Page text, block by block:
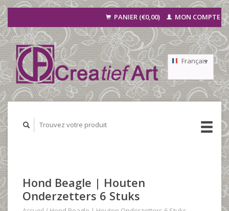
PANIER (€0,00) MON COMPTE
Français
Nederlands
Hond Beagle | Houten
Onderzetters 6 Stuks